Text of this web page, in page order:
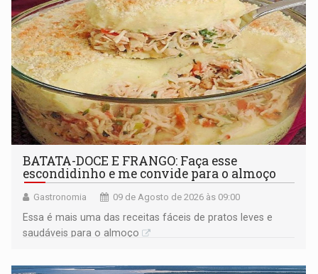
BATATA-DOCE E FRANGO: Faça esse
escondidinho e me convide para o almoço
Gastronomia 09 de Agosto de 2026 às 09:00
Essa é mais uma das receitas fáceis de pratos leves e
saudáveis para o almoço